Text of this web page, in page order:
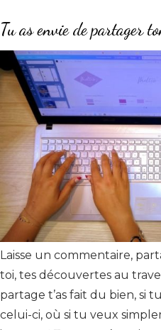
Tu as envie de partager
Laisse un commentaire,
toi, tes découvertes au
partage t’as fait du bien, si
celui-ci, où si tu veux